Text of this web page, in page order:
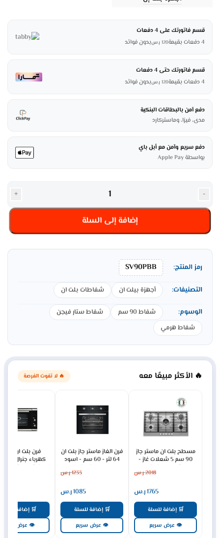
قسم فاتورتك على 4 دفعات
4 دفعات بقيمة
120 ر.سبدون فوائد
قسم فاتورتك حتى 4 دفعات
4 دفعات بقيمة
120 ر.سبدون فوائد
دفع آمن بالبطاقات البنكية
مدى، فيزا، وماستركارد
دفع سريع وآمن مع أبل باي
بواسطة Apple Pay
-
+
إضافة إلى السلة
رمز المنتج: SV90PBB
التصنيفات: أجهزة بيلت ان شفاطات بلت ان
الوسوم: شفاط 90 سم
شفاط ﺳﺘﺎر ﻓﯿﺠﻦ
شفاط هرمي
🔥 الأكثر مبيعًا معه 🔥 لا تفوت الفرصة
مسطح بلت ان ماستر جاز
90 سم 5 شعلات غاز -
ستيل H95GLFX
2018ر.س
1765ر.س
🛒 إضافة للسلة
👁 عرض سريع
فرن الغاز ماستر جاز بلت ان
64 لتر - 60 سم - اسود
MGBGF-HIB
1233ر.س
1085ر.س
🛒 إضافة للسلة
👁 عرض سريع
كهرباء جنرال
93 لتر ديجيتال -
🛒 إضافة للسلة
👁 عرض سريع